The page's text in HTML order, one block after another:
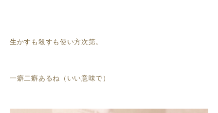
生かすも殺すも使い方次第。
一癖二癖あるね（いい意味で）